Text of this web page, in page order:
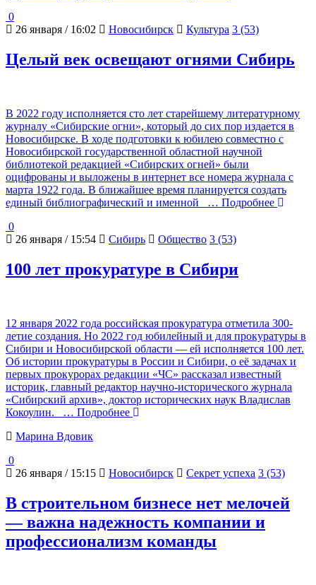
0
26 января / 16:02
Новосибирск Культура 3 (53)
Целый век освещают огнями Сибирь
В 2022 году исполняется сто лет старейшему литературному
журналу «Сибирские огни», который до сих пор издается в
Новосибирске. В ходе подготовки к юбилею совместно с
Новосибирской государственной областной научной
библиотекой редакцией «Сибирских огней» были
оцифрованы и выложены в интернет все номера журнала с
марта 1922 года. В ближайшее время планируется создать
единый библиографический и именной
… Подробнее
0
26 января / 15:54
Сибирь Общество 3 (53)
100 лет прокуратуре в Сибири
12 января 2022 года российская прокуратура отметила 300-
летие создания. Но 2022 год юбилейный и для прокуратуры в
Сибири и Новосибирской области — ей исполняется 100 лет.
Об истории прокуратуры в России и Сибири, о её задачах и
первых прокурорах редакции «ЧС» рассказал известный
историк, главный редактор научно-исторического журнала
«Сибирский архив», доктор исторических наук Владислав
Кокоулин.
… Подробнее
Марина Вдовик
0
26 января / 15:15
Новосибирск Секрет успеха 3 (53)
В строительном бизнесе нет мелочей
— важна надежность компании и
профессионализм команды